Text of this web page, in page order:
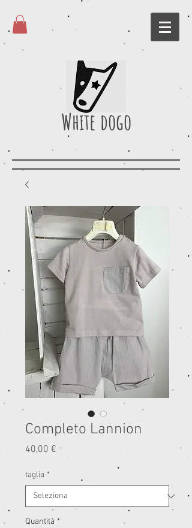
White dogo
Completo Lannion
40,00 € Prezzo
taglia *
Quantità *